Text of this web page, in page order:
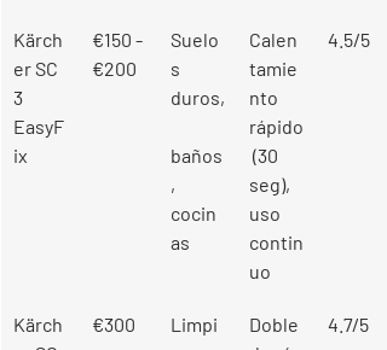
Kärch
er SC
3
EasyF
ix
€150 -
€200
Suelo
s
duros,
baños
,
cocin
as
Calen
tamie
nto
rápido
(30
seg),
uso
contin
uo
4.5/5
Kärch
€300
Limpi
Doble
4.7/5